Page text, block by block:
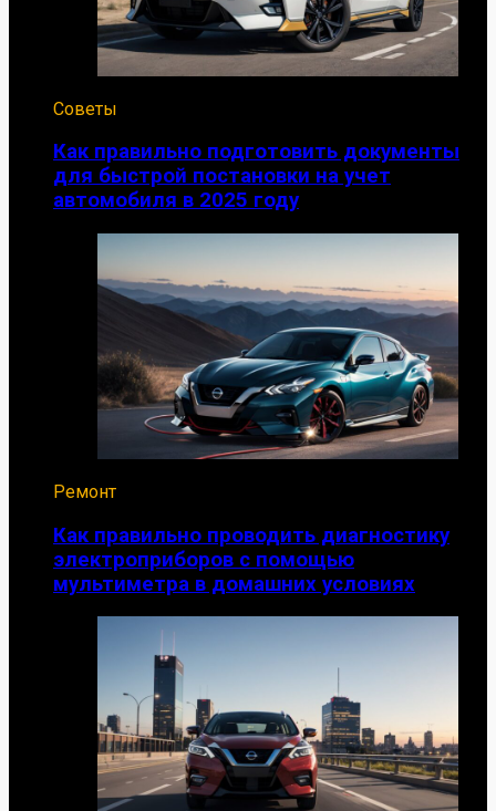
Советы
Как правильно подготовить документы
для быстрой постановки на учет
автомобиля в 2025 году
Ремонт
Как правильно проводить диагностику
электроприборов с помощью
мультиметра в домашних условиях